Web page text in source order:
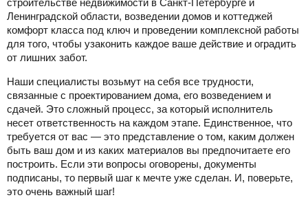
Ленинградской области, возведении домов и коттеджей
комфорт класса под ключ и проведении комплексной работы
для того, чтобы узаконить каждое ваше действие и оградить
от лишних забот.
Наши специалисты возьмут на себя все трудности,
связанные с проектированием дома, его возведением и
сдачей. Это сложный процесс, за который исполнитель
несет ответственность на каждом этапе. Единственное, что
требуется от вас — это представление о том, каким должен
быть ваш дом и из каких материалов вы предпочитаете его
построить. Если эти вопросы оговорены, документы
подписаны, то первый шаг к мечте уже сделан. И, поверьте,
это очень важный шаг!